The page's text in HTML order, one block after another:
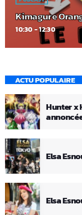
Kimagure
10:30 - 12:30
ACTU POPULAIRE
Hunter x
Elsa
Elsa